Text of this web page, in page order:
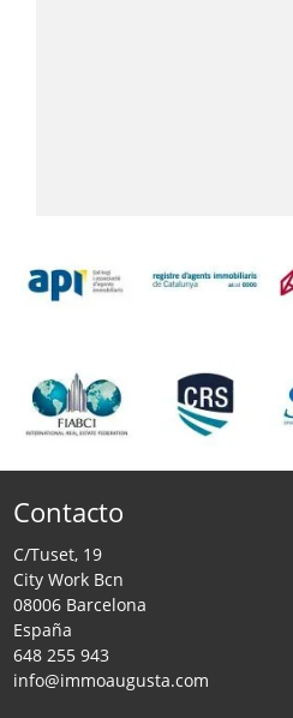
Contacto
C/Tuset, 19
City Work Bcn
08006 Barcelona
España
648 255 943
info@immoaugusta.com